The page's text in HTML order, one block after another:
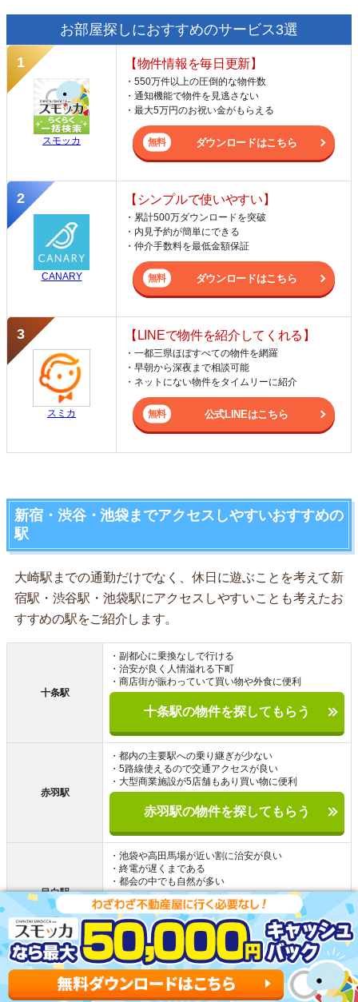
お部屋探しにおすすめのサービス3選
スモッカ
【物件情報を毎日更新】
・550万件以上の圧倒的な物件数
・通知機能で物件を見逃さない
・最大5万円のお祝い金がもらえる
ダウンロードはこちら
CANARY
【シンプルで使いやすい】
・累計500万ダウンロードを突破
・内見予約が簡単にできる
・仲介手数料を最低金額保証
ダウンロードはこちら
スミカ
【LINEで物件を紹介してくれる】
・一都三県ほぼすべての物件を網羅
・早朝から深夜まで相談可能
・ネットにない物件をタイムリーに紹介
公式LINEはこちら
新宿・渋谷・池袋までアクセスしやすいおすすめの
駅
大崎駅までの通勤だけでなく、休日に遊ぶことを考えて新
宿駅・渋谷駅・池袋駅にアクセスしやすいことも考えたお
すすめの駅をご紹介します。
十条駅
・副都心に乗換なしで行ける
・治安が良く人情溢れる下町
・商店街が賑わっていて買い物や外食に便利
十条駅の物件を探してもらう
赤羽駅
・都内の主要駅への乗り継ぎが少ない
・5路線使えるので交通アクセスが良い
・大型商業施設が5店舗もあり買い物に便利
赤羽駅の物件を探してもらう
目白駅
・池袋や高田馬場が近い割に治安が良い
・終電が遅くまである
・都会の中でも自然が多い
目白駅の物件を探してもらう
十条駅